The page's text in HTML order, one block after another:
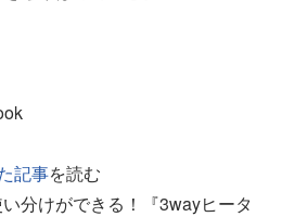
記事を読む
分けができる！『3wayヒータ